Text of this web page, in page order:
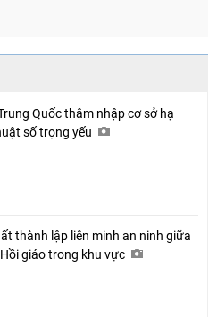
Quốc thâm nhập cơ sở hạ
số trọng yếu
thành lập liên minh an ninh giữa
giáo trong khu vực